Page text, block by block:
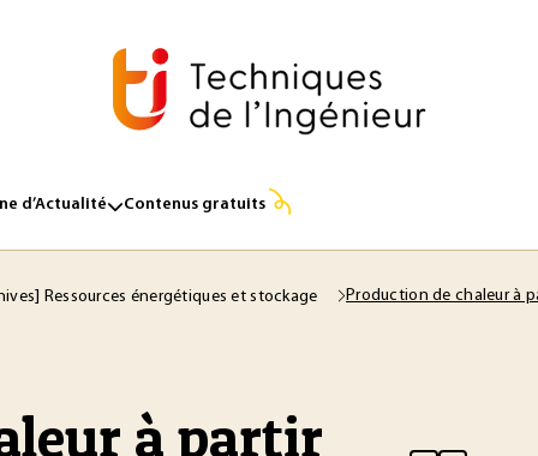
d’Actualité Contenus gratuits
Ressources énergétiques et stockage Production de chaleur à
à partir